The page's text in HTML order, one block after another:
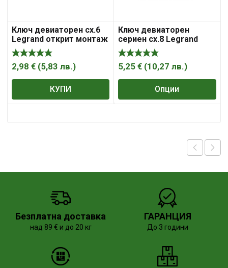
Ключ девиаторен сх.6
Legrand открит монтаж
10A, бял Forix
2,98 € (5,83 лв.)
КУПИ
Ключ девиаторен
сериен сх.8 Legrand
скрит монтаж с
монтажна рамка 10A,
Niloe
5,25€ (10,27лв.)
Опции
Безплатна доставка
над 89 € и до 20 кг
ГАРАНЦИЯ
До 3 години